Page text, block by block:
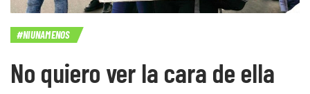
#NIUNAMENOS
No quiero ver la cara de ella